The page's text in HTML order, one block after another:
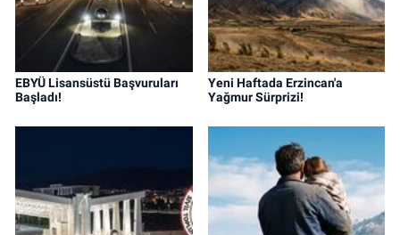
EBYÜ Lisansüstü Başvuruları
Başladı!
Yeni Haftada Erzincan'a
Yağmur Sürprizi!